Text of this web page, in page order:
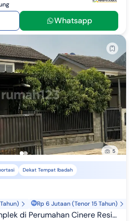
Whatsapp
5
Dekat Tempat Ibadah
Rp 6 Jutaan (Tenor 15 Tahun)
di Perumahan Cinere Residence